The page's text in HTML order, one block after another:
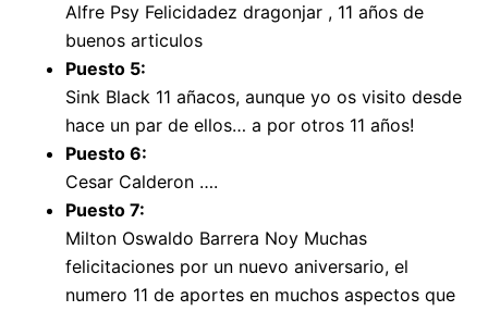
Alfre Psy Felicidadez dragonjar , 11 años de
buenos articulos
Puesto 5:
Sink Black 11 añacos, aunque yo os visito desde
hace un par de ellos… a por otros 11 años!
Puesto 6:
Cesar Calderon ….
Puesto 7:
Milton Oswaldo Barrera Noy Muchas
felicitaciones por un nuevo aniversario, el
numero 11 de aportes en muchos aspectos que